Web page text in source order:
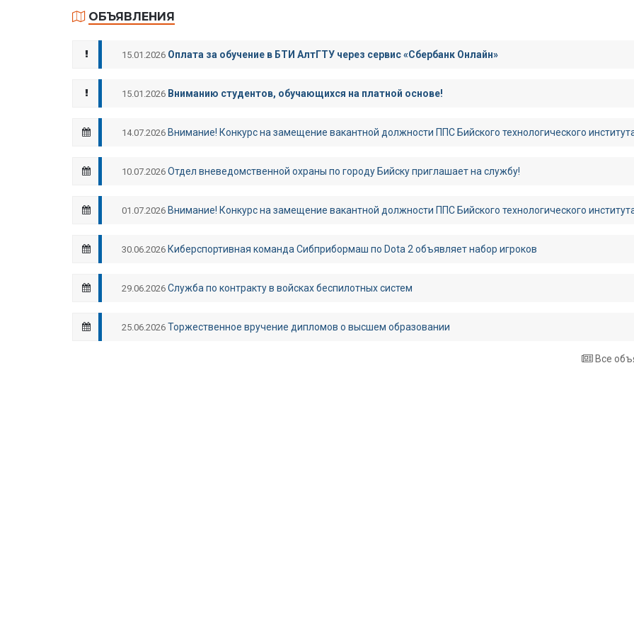
ОБЪЯВЛЕНИЯ
15.01.2026 Оплата за обучение в БТИ АлтГТУ через сервис «Сбербанк Онлайн»
15.01.2026 Вниманию студентов, обучающихся на платной основе!
14.07.2026 Внимание! Конкурс на замещение вакантной должности ППС Бийского технологического
10.07.2026 Отдел вневедомственной охраны по городу Бийску приглашает на службу!
01.07.2026 Внимание! Конкурс на замещение вакантной должности ППС Бийского технологического
30.06.2026 Киберспортивная команда Сибприбормаш по Dota 2 объявляет набор игроков
29.06.2026 Служба по контракту в войсках беспилотных систем
25.06.2026 Торжественное вручение дипломов о высшем образовании
Все